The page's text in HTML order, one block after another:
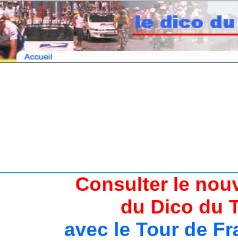
Consulter le
du Dico du
avec le Tour de